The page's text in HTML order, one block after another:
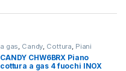
a gas, Candy, Cottura, Piani
Cottura
CANDY CHW6BRX Piano
cottura a gas 4 fuochi INOX